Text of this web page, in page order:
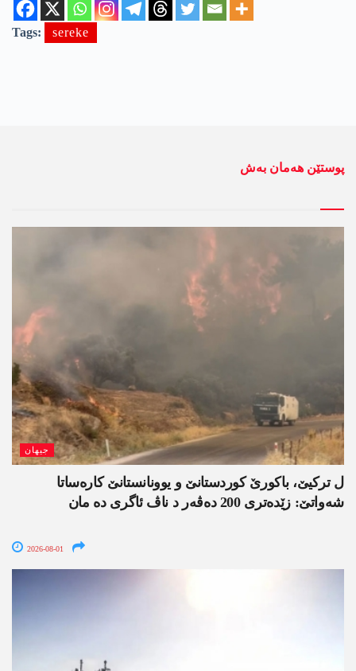
Tags: sereke
پوستێن ھەمان بەش
جیھان
ل ترکیێ، باکورێ کوردستانێ و یوونانستانێ کارەساتا
شەواتێ: زێدەتری 200 دەڤەر د ناڤ ئاگری دە مان
2026-08-01